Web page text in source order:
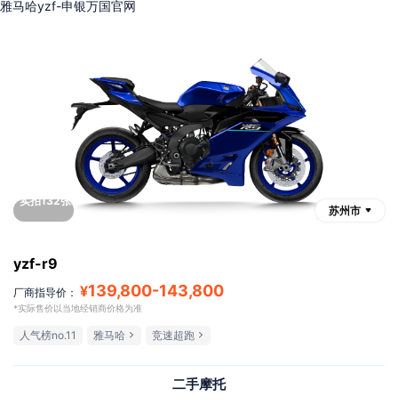
雅马哈yzf-申银万国官网
实拍132张
苏州市
yzf-r9
厂商指导价： ¥139,800-143,800
*实际售价以当地经销商价格为准
人气榜no.11 雅马哈 竞速超跑
二手摩托